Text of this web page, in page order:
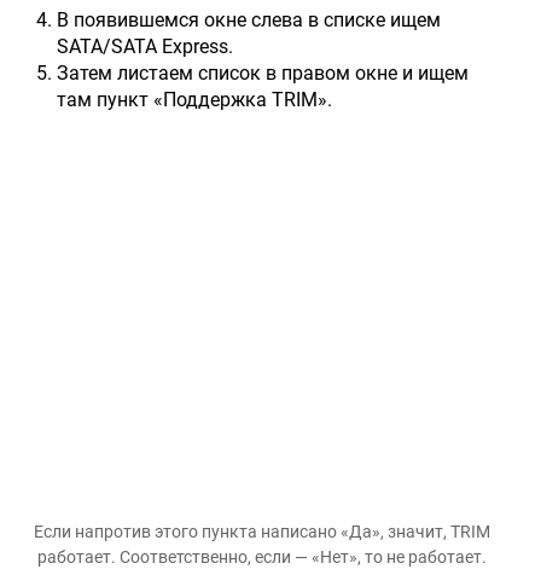
В появившемся окне слева в списке ищем
SATA/SATA Express.
Затем листаем список в правом окне и ищем
там пункт «Поддержка TRIM».
Если напротив этого пункта написано «Да», значит, TRIM
работает. Соответственно, если — «Нет», то не работает.